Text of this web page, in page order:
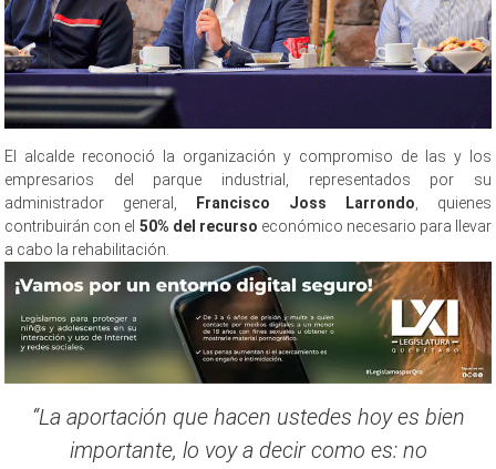
El alcalde reconoció la organización y compromiso de las y los
empresarios del parque industrial, representados por su
administrador general,
Francisco Joss Larrondo, quienes
contribuirán con el 50% del recurso económico necesario para llevar
a cabo la rehabilitación.
“La aportación que hacen ustedes hoy es bien
importante, lo voy a decir como es: no